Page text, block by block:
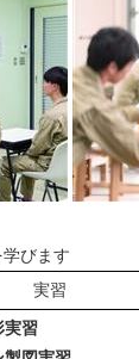
びます
実習
実習